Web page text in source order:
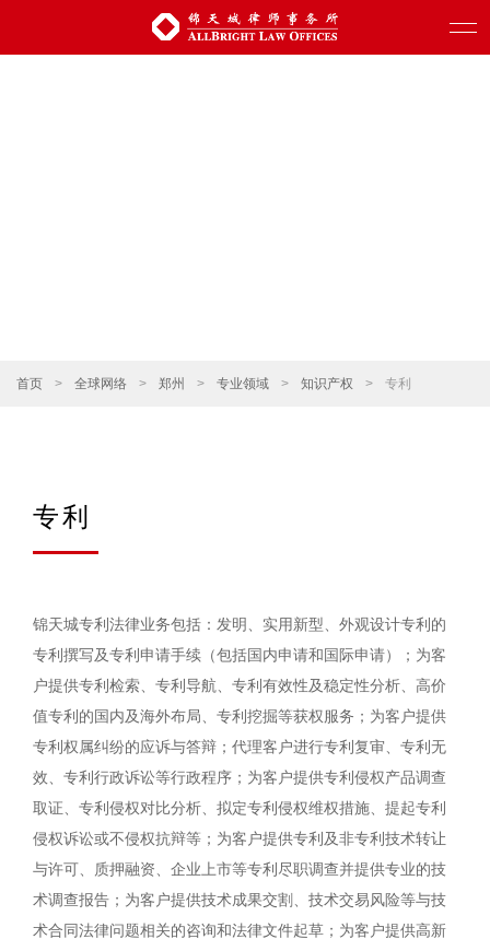
首页 > 全球网络 > 郑州 > 专业领域 > 知识产权 > 专利
专利
锦天城专利法律业务包括：发明、实用新型、外观设计专利的
专利撰写及专利申请手续（包括国内申请和国际申请）；为客
户提供专利检索、专利导航、专利有效性及稳定性分析、高价
值专利的国内及海外布局、专利挖掘等获权服务；为客户提供
专利权属纠纷的应诉与答辩；代理客户进行专利复审、专利无
效、专利行政诉讼等行政程序；为客户提供专利侵权产品调查
取证、专利侵权对比分析、拟定专利侵权维权措施、提起专利
侵权诉讼或不侵权抗辩等；为客户提供专利及非专利技术转让
与许可、质押融资、企业上市等专利尽职调查并提供专业的技
术调查报告；为客户提供技术成果交割、技术交易风险等与技
术合同法律问题相关的咨询和法律文件起草；为客户提供高新